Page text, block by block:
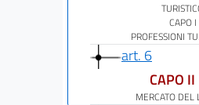
CAPO I
PROFESSIONI
art. 6
CAPO II
MERCATO DEL